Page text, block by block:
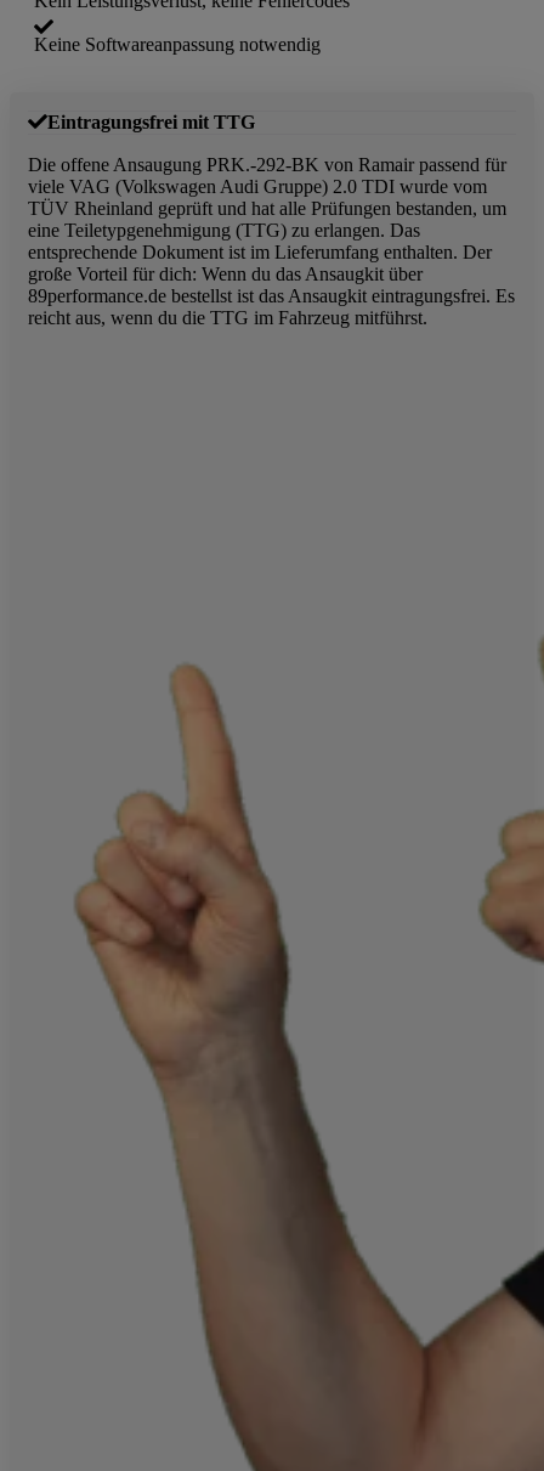
Keine Softwareanpassung notwendig
Eintragungsfrei mit TTG
Die offene Ansaugung PRK.-292-BK von Ramair passend für
viele VAG (Volkswagen Audi Gruppe) 2.0 TDI wurde vom
TÜV Rheinland geprüft und hat alle Prüfungen bestanden, um
eine Teiletypgenehmigung (TTG) zu erlangen. Das
entsprechende Dokument ist im Lieferumfang enthalten. Der
große Vorteil für dich: Wenn du das Ansaugkit über
89performance.de bestellst ist das Ansaugkit eintragungsfrei. Es
reicht aus, wenn du die TTG im Fahrzeug mitführst.